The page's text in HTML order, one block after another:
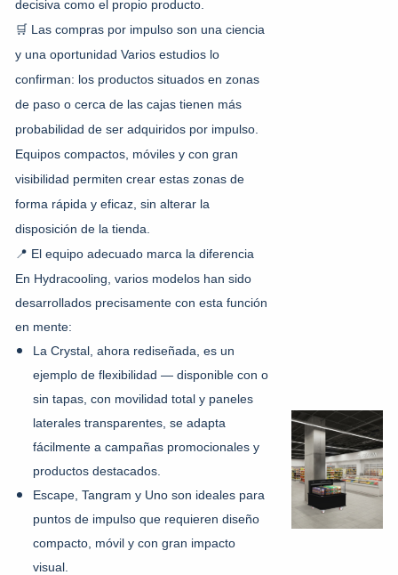
decisiva como el propio producto.
🛒 Las compras por impulso son una ciencia
y una oportunidad Varios estudios lo
confirman: los productos situados en zonas
de paso o cerca de las cajas tienen más
probabilidad de ser adquiridos por impulso.
Equipos compactos, móviles y con gran
visibilidad permiten crear estas zonas de
forma rápida y eficaz, sin alterar la
disposición de la tienda.
📍 El equipo adecuado marca la diferencia
En Hydracooling, varios modelos han sido
desarrollados precisamente con esta función
en mente:
La Crystal , ahora rediseñada, es un
ejemplo de flexibilidad — disponible con o
sin tapas, con movilidad total y paneles
laterales transparentes, se adapta
fácilmente a campañas promocionales y
productos destacados.
Escape Tangram y Uno son ideales para
puntos de impulso que requieren diseño
compacto, móvil y con gran impacto
visual.